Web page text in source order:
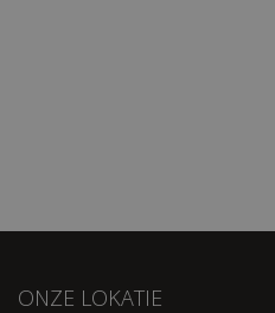
ONZE LOKATIE